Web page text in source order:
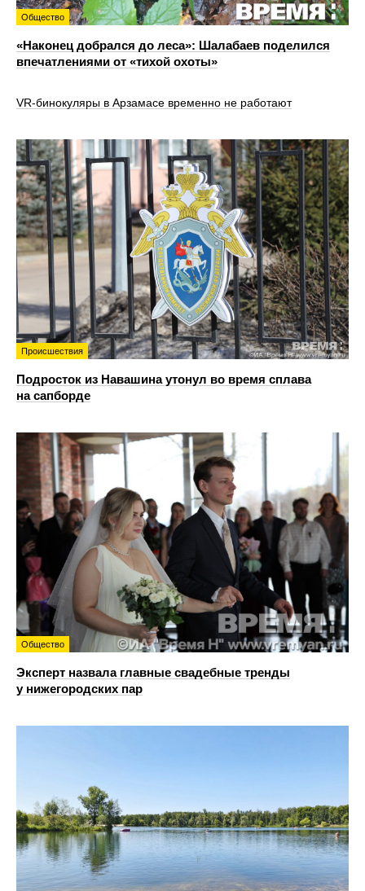
Общество
«Наконец добрался до леса»: Шалабаев поделился
впечатлениями от «тихой охоты»
VR‑бинокуляры в Арзамасе временно не работают
Происшествия
Подросток из Навашина утонул во время сплава
на сапборде
Общество
Эксперт назвала главные свадебные тренды
у нижегородских пар